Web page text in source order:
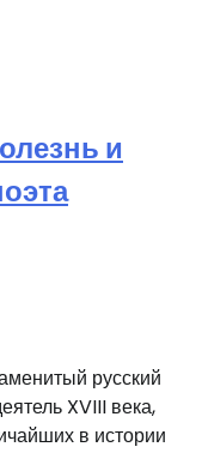
и
русский
XVIII века,
в истории